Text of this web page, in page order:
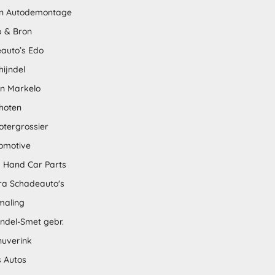
Autodemontage
& Bron
Edo
Markelo
Hand Car Parts
Schadeauto's
Smet gebr.
Autos